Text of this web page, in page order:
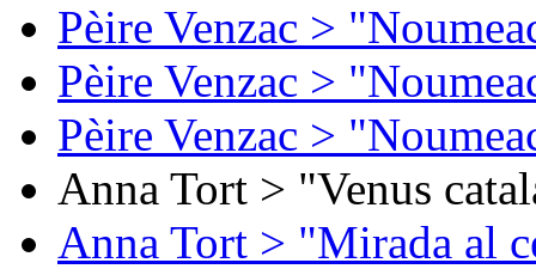
Pèire Venzac >
Pèire Venzac >
Pèire Venzac >
Anna Tort > "Venus
Anna Tort > "Mirada al